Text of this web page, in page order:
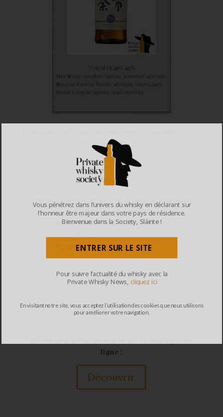
complète.
connectez-vous.
Quelle bouteille préférez-vous ?
Hakushu10 ans
10 ans
ligne :
Découvrir
Vous pénétrez dans l’univers du whisky en déclarant sur
l’honneur être majeur dans votre pays de résidence.
Bienvenue dans la Society, Sláinte !
ENTRER SUR LE SITE
En visitant notre site, vous acceptez l’utilisation des cookies que nous utilisons
pour améliorer votre navigation.
Pour suivre l’actualité du whisky avec la
Private Whisky News, cliquez ici